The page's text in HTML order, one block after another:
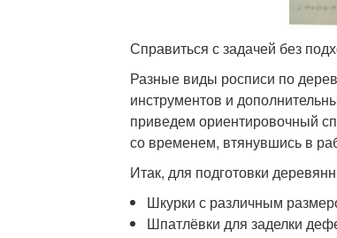
Справиться с задачей без
Разные виды росписи по
инструментов и
приведем ориентировочный
со временем, втянувшись в
Итак, для подготовки
Шкурки с различным
Шпатлёвки для заделки